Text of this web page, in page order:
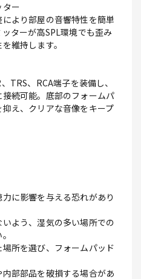
ー
より部屋の音響特性を簡単
ターが高SPL環境でも歪み
維持します。
、RCA端子を装備し、
続可能。底部のフォームパ
え、クリアな音像をキープ
に影響を与える恐れがあり
よう、湿気の多い場所での
所を選び、フォームパッド
部部品を破損する場合があ